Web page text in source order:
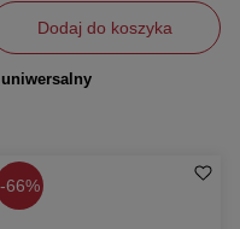
Dodaj do koszyka
uniwersalny
66%